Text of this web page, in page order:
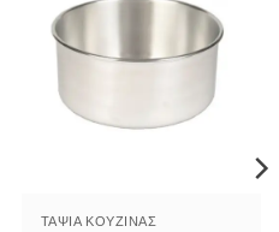
ΤΑΨΙΆ ΚΟΥΖΊΝΑΣ